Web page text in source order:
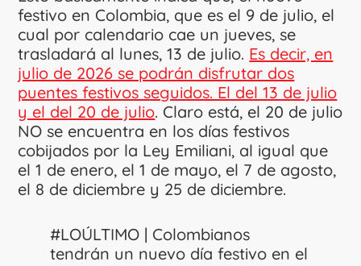
festivo en Colombia, que es el 9 de julio, el
cual por calendario cae un jueves, se
trasladará al lunes, 13 de julio. Es decir, en
julio de 2026 se podrán disfrutar dos
puentes festivos seguidos. El del 13 de julio
y el del 20 de julio. Claro está, el 20 de julio
NO se encuentra en los días festivos
cobijados por la Ley Emiliani, al igual que
el 1 de enero, el 1 de mayo, el 7 de agosto,
el 8 de diciembre y 25 de diciembre.
#LOÚLTIMO | Colombianos
tendrán un nuevo día festivo en el